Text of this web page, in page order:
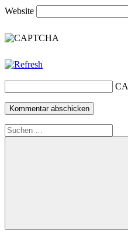
Website
Suchen
nach:
Suchen